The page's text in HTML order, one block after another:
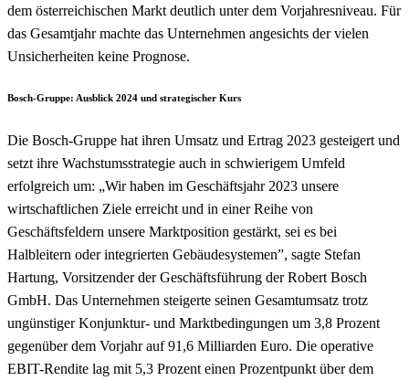
dem österreichischen Markt deutlich unter dem Vorjahresniveau. Für
das Gesamtjahr machte das Unternehmen angesichts der vielen
Unsicherheiten keine Prognose.
Bosch-Gruppe: Ausblick 2024 und strategischer Kurs
Die Bosch-Gruppe hat ihren Umsatz und Ertrag 2023 gesteigert und
setzt ihre Wachstumsstrategie auch in schwierigem Umfeld
erfolgreich um: „Wir haben im Geschäftsjahr 2023 unsere
wirtschaftlichen Ziele erreicht und in einer Reihe von
Geschäftsfeldern unsere Marktposition gestärkt, sei es bei
Halbleitern oder integrierten Gebäudesystemen”, sagte Stefan
Hartung, Vorsitzender der Geschäftsführung der Robert Bosch
GmbH. Das Unternehmen steigerte seinen Gesamtumsatz trotz
ungünstiger Konjunktur- und Marktbedingungen um 3,8 Prozent
gegenüber dem Vorjahr auf 91,6 Milliarden Euro. Die operative
EBIT-Rendite lag mit 5,3 Prozent einen Prozentpunkt über dem